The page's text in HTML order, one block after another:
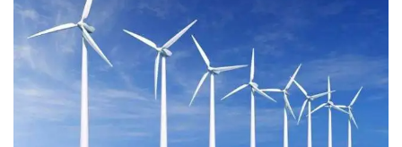
生”为主线，有10万多名境内外参展商参会。深圳市亚泰光电技术有
限公司是国家级高新技术企业，专业从事设备故障诊断和状态监测
技术及产品的研发制造。近年来公司团队不...